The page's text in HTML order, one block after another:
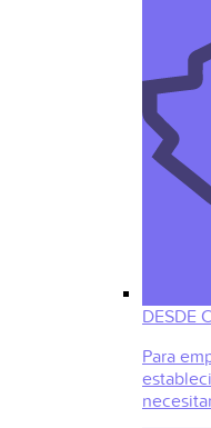
DESDE
Para